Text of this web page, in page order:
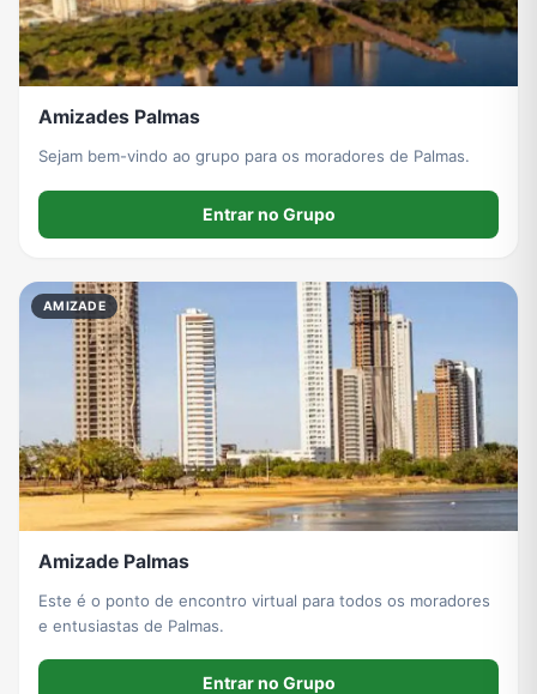
Amizades Palmas
Sejam bem-vindo ao grupo para os moradores de Palmas.
Entrar no Grupo
AMIZADE
Amizade Palmas
Este é o ponto de encontro virtual para todos os moradores
e entusiastas de Palmas.
Entrar no Grupo